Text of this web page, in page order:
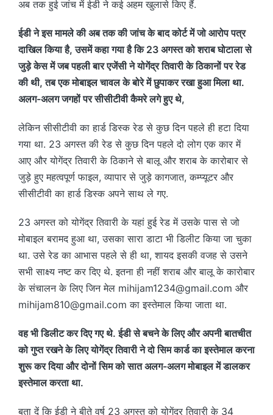
अब तक हुई जांच में ईडी ने कई अहम खुलासे किए हैं.
ईडी ने इस मामले की अब तक की जांच के बाद कोर्ट में जो आरोप पत्र
दाखिल किया है, उसमें कहा गया है कि 23 अगस्त को शराब घोटाला से
जुड़े केस में जब पहली बार एजेंसी ने योगेंद्र तिवारी के ठिकानों पर रेड
की थी, तब एक मोबाइल चावल के बोरे में छुपाकर रखा हुआ मिला था.
अलग-अलग जगहों पर सीसीटीवी कैमरे लगे हुए थे,
लेकिन सीसीटीवी का हार्ड डिस्क रेड से कुछ दिन पहले ही हटा दिया
गया था. 23 अगस्त की रेड से कुछ दिन पहले दो लोग एक कार में
आए और योगेंद्र तिवारी के ठिकाने से बालू और शराब के कारोबार से
जुड़े हुए महत्वपूर्ण फाइल, व्यापार से जुड़े कागजात, कम्प्यूटर और
सीसीटीवी का हार्ड डिस्क अपने साथ ले गए.
23 अगस्त को योगेंद्र तिवारी के यहां हुई रेड में उसके पास से जो
मोबाइल बरामद हुआ था, उसका सारा डाटा भी डिलीट किया जा चुका
था. उसे रेड का आभास पहले से ही था, शायद इसकी वजह से उसने
सभी साक्ष्य नष्ट कर दिए थे. इतना ही नहीं शराब और बालू के कारोबार
के संचालन के लिए जिन मेल mihijam1234@gmail.com और
mihijam810@gmail.com का इस्तेमाल किया जाता था.
वह भी डिलीट कर दिए गए थे. ईडी से बचने के लिए और अपनी बातचीत
को गुप्त रखने के लिए योगेंद्र तिवारी ने दो सिम कार्ड का इस्तेमाल करना
शुरू कर दिया और दोनों सिम को सात अलग-अलग मोबाइल में डालकर
इस्तेमाल करता था.
बता दें कि ईडी ने बीते वर्ष 23 अगस्त को योगेंद्र तिवारी के 34